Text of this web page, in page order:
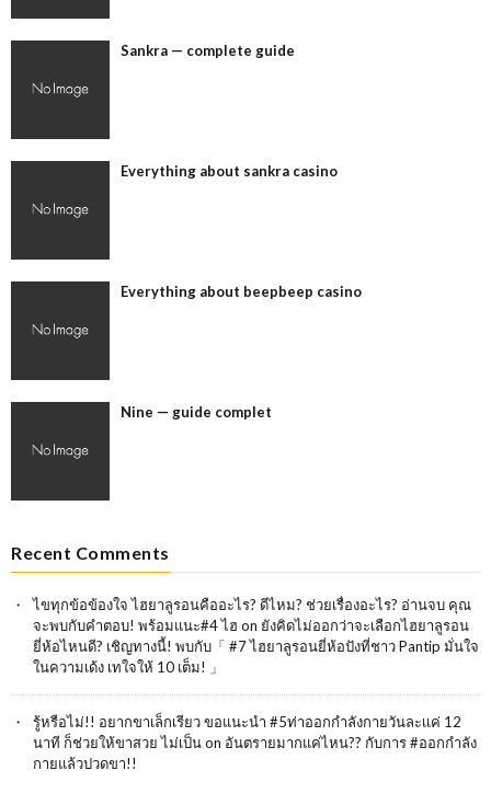
Sankra — complete guide
Everything about sankra casino
Everything about beepbeep casino
Nine — guide complet
Recent Comments
ไขทุกข้อข้องใจ ไฮยาลูรอนคืออะไร? ดีไหม? ช่วยเรื่องอะไร? อ่านจบ คุณ
จะพบกับคำตอบ! พร้อมแนะ#4 ไฮ on ยังคิดไม่ออกว่าจะเลือกไฮยาลูรอน
ยี่ห้อไหนดี? เชิญทางนี้! พบกับ「 #7 ไฮยาลูรอนยี่ห้อปังที่ชาว Pantip มั่นใจ
ในความเด้ง เทใจให้ 10 เต็ม! 」
รู้หรือไม่!! อยากขาเล็กเรียว ขอแนะนำ #5ท่าออกกำลังกายวันละเเค่ 12
นาที ก็ช่วยให้ขาสวย ไม่เป็นon อันตรายมากแค่ไหน?? กับการ #ออกกำลัง
กายแล้วปวดขา!!